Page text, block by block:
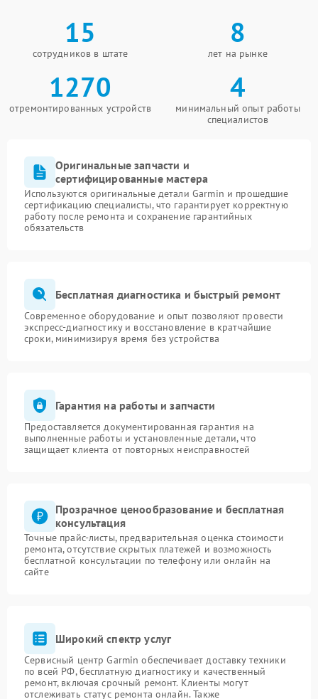
15
сотрудников в штате
8
лет на рынке
1270
отремонтированных устройств
4
минимальный опыт работы
специалистов
Оригинальные запчасти и
сертифицированные мастера
Используются оригинальные детали Garmin и прошедшие
сертификацию специалисты, что гарантирует корректную
работу после ремонта и сохранение гарантийных
обязательств
Бесплатная диагностика и быстрый ремонт
Современное оборудование и опыт позволяют провести
экспресс-диагностику и восстановление в кратчайшие
сроки, минимизируя время без устройства
Гарантия на работы и запчасти
Предоставляется документированная гарантия на
выполненные работы и установленные детали, что
защищает клиента от повторных неисправностей
Прозрачное ценообразование и бесплатная
консультация
Точные прайс-листы, предварительная оценка стоимости
ремонта, отсутствие скрытых платежей и возможность
бесплатной консультации по телефону или онлайн на
сайте
Широкий спектр услуг
Сервисный центр Garmin обеспечивает доставку техники
по всей РФ, бесплатную диагностику и качественный
ремонт, включая срочный ремонт. Клиенты могут
отслеживать статус ремонта онлайн. Также